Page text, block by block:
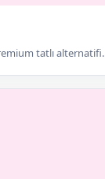
tatlı alternatifi.